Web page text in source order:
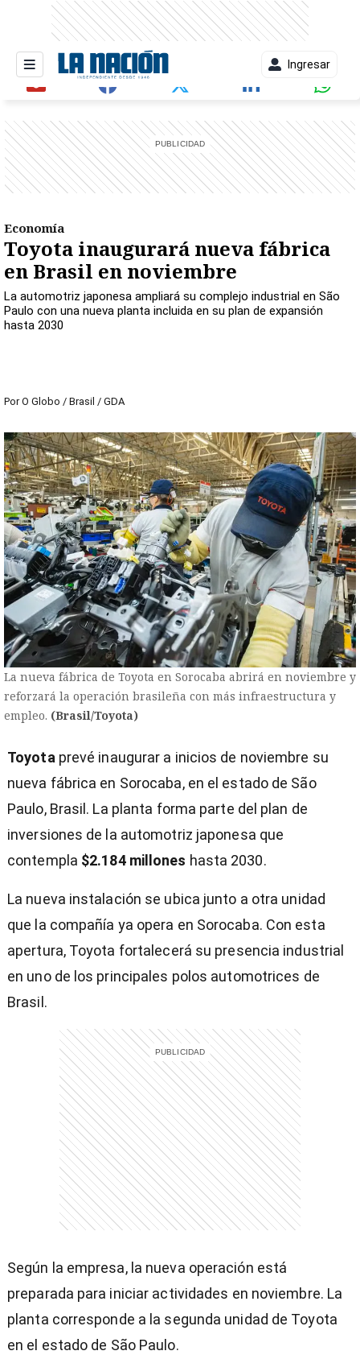
Ingresar
Economía
Toyota inaugurará nueva fábrica
en Brasil en noviembre
La automotriz japonesa ampliará su complejo industrial en São
Paulo con una nueva planta incluida en su plan de expansión
hasta 2030
Por O Globo / Brasil / GDA
La nueva fábrica de Toyota en Sorocaba abrirá en noviembre y
reforzará la operación brasileña con más infraestructura y
empleo. (Brasil/Toyota)
Toyota prevé inaugurar a inicios de noviembre su
nueva fábrica en Sorocaba, en el estado de São
Paulo, Brasil. La planta forma parte del plan de
inversiones de la automotriz japonesa que
contempla $2.184 millones hasta 2030.
La nueva instalación se ubica junto a otra unidad
que la compañía ya opera en Sorocaba. Con esta
apertura, Toyota fortalecerá su presencia industrial
en uno de los principales polos automotrices de
Brasil.
Según la empresa, la nueva operación está
preparada para iniciar actividades en noviembre. La
planta corresponde a la segunda unidad de Toyota
en el estado de São Paulo.